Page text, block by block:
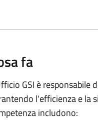
fa
GSI è responsabile
l'efficienza e la
includono: